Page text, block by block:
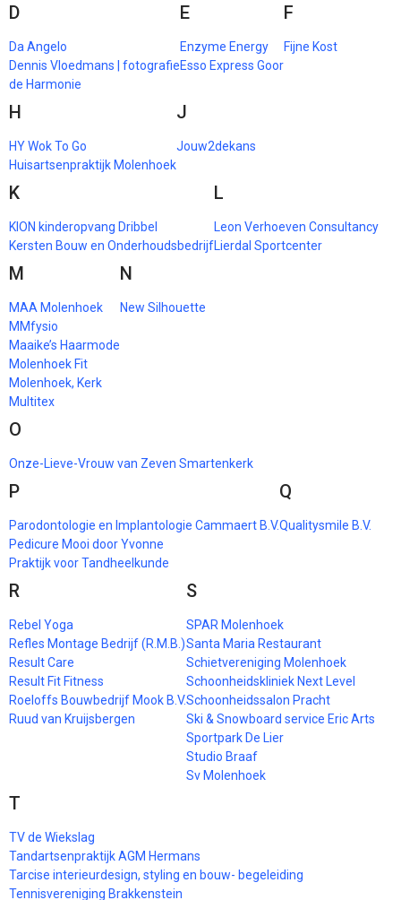
D
Da Angelo
Dennis Vloedmans | fotografie
de Harmonie
E
Enzyme Energy
Esso Express Goor
F
Fijne Kost
H
HY Wok To Go
Huisartsenpraktijk Molenhoek
J
Jouw2dekans
K
KION kinderopvang Dribbel
Kersten Bouw en Onderhoudsbedrijf
L
Leon Verhoeven Consultancy
Lierdal Sportcenter
M
MAA Molenhoek
MMfysio
Maaike’s Haarmode
Molenhoek Fit
Molenhoek, Kerk
Multitex
N
New Silhouette
O
Onze-Lieve-Vrouw van Zeven Smartenkerk
P
Parodontologie en Implantologie Cammaert B.V.
Pedicure Mooi door Yvonne
Praktijk voor Tandheelkunde
Q
Qualitysmile B.V.
R
Rebel Yoga
Refles Montage Bedrijf (R.M.B.)
Result Care
Result Fit Fitness
Roeloffs Bouwbedrijf Mook B.V.
Ruud van Kruijsbergen
S
SPAR Molenhoek
Santa Maria Restaurant
Schietvereniging Molenhoek
Schoonheidskliniek Next Level
Schoonheidssalon Pracht
Ski & Snowboard service Eric Arts
Sportpark De Lier
Studio Braaf
Sv Molenhoek
T
TV de Wiekslag
Tandartsenpraktijk AGM Hermans
Tarcise interieurdesign, styling en bouw- begeleiding
Tennisvereniging Brakkenstein